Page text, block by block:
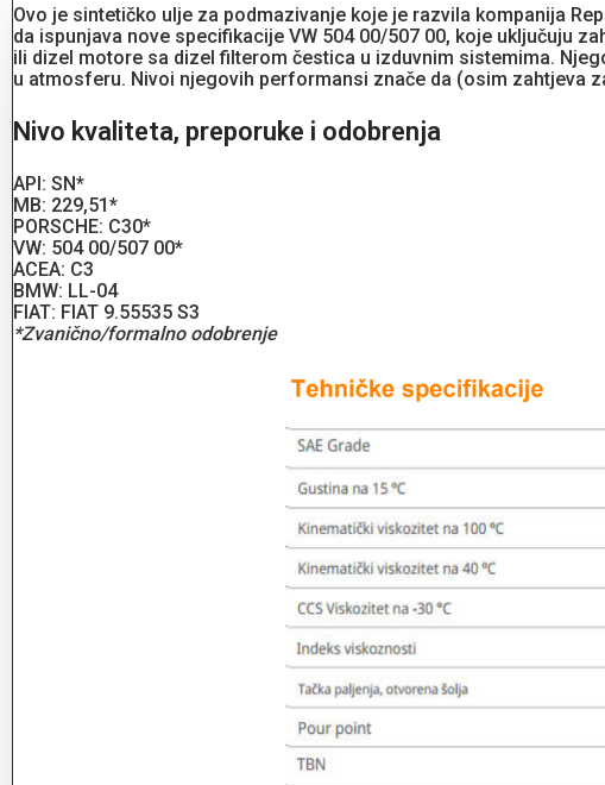
Ovo je sintetičko ulje za podmazivanje koje je razvila kompanija
da ispunjava nove specifikacije VW 504 00/507 00, koje uključuju
ili dizel motore sa dizel filterom čestica u izduvnim sistemima.
u atmosferu. Nivoi njegovih performansi znače da (osim zahtjeva
Nivo kvaliteta, preporuke i odobrenja
API: SN*
MB: 229,51*
PORSCHE: C30*
VW: 504 00/507 00*
ACEA: C3
BMW: LL-04
FIAT: FIAT 9.55535 S3
*Zvanično/formalno odobrenje